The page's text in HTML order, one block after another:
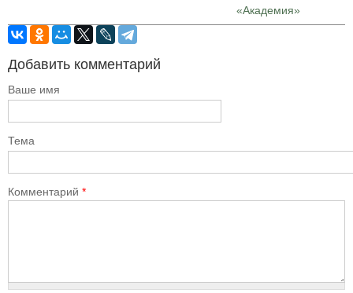
«Академия»
Добавить комментарий
Ваше имя
Тема
Комментарий *